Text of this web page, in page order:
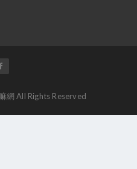
All Rights Reserved